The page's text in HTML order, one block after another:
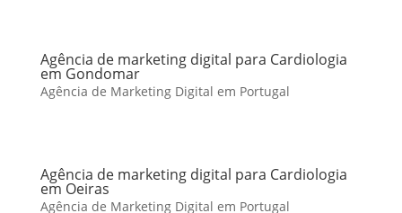
Agência de marketing digital para Cardiologia
em Gondomar
Agência de Marketing Digital em Portugal
Agência de marketing digital para Cardiologia
em Oeiras
Agência de Marketing Digital em Portugal